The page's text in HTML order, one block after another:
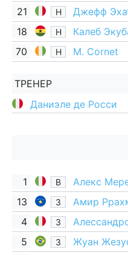
21 Н
Джефф
18
Н Калеб
70 Н M. Cornet
ТРЕНЕР
Даниэле де Росси
1 В Алекс
13 З Амир
4 З
5 З Жуан